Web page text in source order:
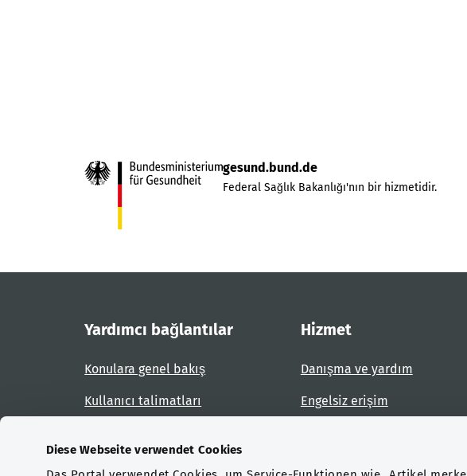
Diese Webseite verwendet Cookies
gesund.bund.de
Federal Sağlık Bakanlığı'nın bir hizmetidir.
Yardımcı bağlantılar
Konulara genel bakış
Kullanıcı talimatları
Hizmet
Danışma ve yardım
Engelsiz erişim